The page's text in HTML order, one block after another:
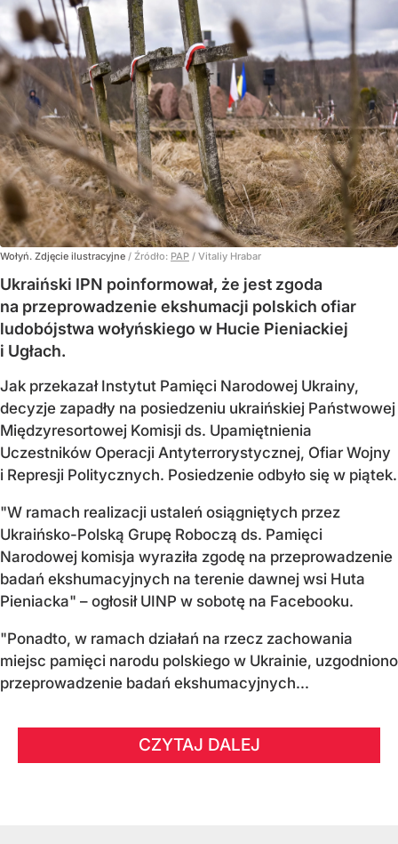
Wołyń. Zdjęcie ilustracyjne / Źródło: PAP / Vitaliy Hrabar
Ukraiński IPN poinformował, że jest zgoda
na przeprowadzenie ekshumacji polskich ofiar
ludobójstwa wołyńskiego w Hucie Pieniackiej
i Ugłach.
Jak przekazał Instytut Pamięci Narodowej Ukrainy,
decyzje zapadły na posiedzeniu ukraińskiej Państwowej
Międzyresortowej Komisji ds. Upamiętnienia
Uczestników Operacji Antyterrorystycznej, Ofiar Wojny
i Represji Politycznych. Posiedzenie odbyło się w piątek.
"W ramach realizacji ustaleń osiągniętych przez
Ukraińsko-Polską Grupę Roboczą ds. Pamięci
Narodowej komisja wyraziła zgodę na przeprowadzenie
badań ekshumacyjnych na terenie dawnej wsi Huta
Pieniacka" – ogłosił UINP w sobotę na Facebooku.
"Ponadto, w ramach działań na rzecz zachowania
miejsc pamięci narodu polskiego w Ukrainie, uzgodniono
przeprowadzenie badań ekshumacyjnych...
CZYTAJ DALEJ